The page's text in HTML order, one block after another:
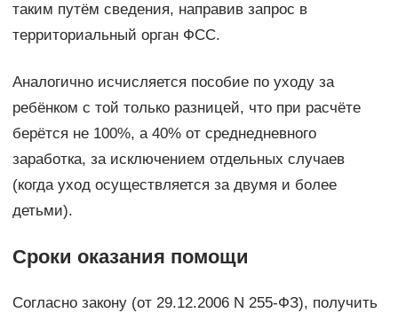
таким путём сведения, направив запрос в
территориальный орган ФСС.
Аналогично исчисляется пособие по уходу за
ребёнком с той только разницей, что при расчёте
берётся не 100%, а 40% от среднедневного
заработка, за исключением отдельных случаев
(когда уход осуществляется за двумя и более
детьми).
Сроки оказания помощи
Согласно закону (от 29.12.2006 N 255-ФЗ), получить